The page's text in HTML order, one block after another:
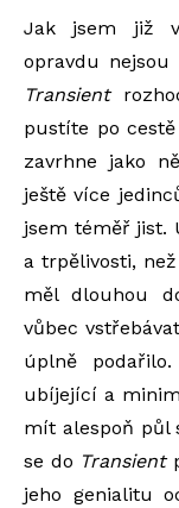
Jak jsem již v
opravdu
Transient
pustíte po
zavrhne jako
ještě více
jsem téměř jist.
a trpělivosti,
měl dlouhou
vůbec
úplně
ubíjející a
mít alespoň půl
se do Transient
jeho genialitu